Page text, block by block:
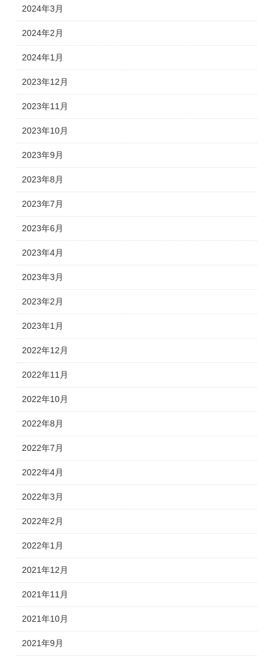
2024年3月
2024年2月
2024年1月
2023年12月
2023年11月
2023年10月
2023年9月
2023年8月
2023年7月
2023年6月
2023年4月
2023年3月
2023年2月
2023年1月
2022年12月
2022年11月
2022年10月
2022年8月
2022年7月
2022年4月
2022年3月
2022年2月
2022年1月
2021年12月
2021年11月
2021年10月
2021年9月